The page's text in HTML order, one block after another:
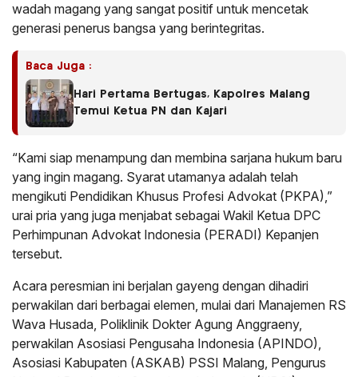
wadah magang yang sangat positif untuk mencetak
generasi penerus bangsa yang berintegritas.
Baca Juga :
Hari Pertama Bertugas, Kapolres Malang
Temui Ketua PN dan Kajari
“Kami siap menampung dan membina sarjana hukum baru
yang ingin magang. Syarat utamanya adalah telah
mengikuti Pendidikan Khusus Profesi Advokat (PKPA),”
urai pria yang juga menjabat sebagai Wakil Ketua DPC
Perhimpunan Advokat Indonesia (PERADI) Kepanjen
tersebut.
Acara peresmian ini berjalan gayeng dengan dihadiri
perwakilan dari berbagai elemen, mulai dari Manajemen RS
Wava Husada, Poliklinik Dokter Agung Anggraeny,
perwakilan Asosiasi Pengusaha Indonesia (APINDO),
Asosiasi Kabupaten (ASKAB) PSSI Malang, Pengurus